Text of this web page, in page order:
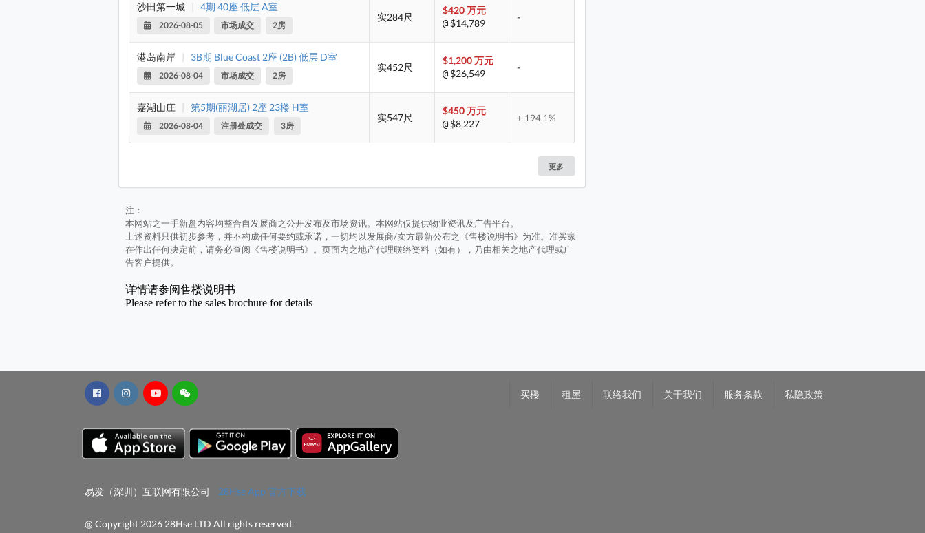
沙田第一城 | 4期 40座 低层 A室
2026-08-05 市场成交 2房
实284尺
$420 万元
@ $14,789
-
港岛南岸 | 3B期 Blue Coast 2座 (2B) 低层 D室
2026-08-04 市场成交 2房
实452尺
$1,200 万元
@ $26,549
-
嘉湖山庄 | 第5期(丽湖居) 2座 23楼 H室
2026-08-04 注册处成交 3房
实547尺
$450 万元
@ $8,227 + 194.1%
更多
注：
本网站之一手新盘内容均整合自发展商之公开发布及市场资讯。本网站仅提供物业资讯及广告平台。
上述资料只供初步参考，并不构成任何要约或承诺，一切均以发展商/卖方最新公布之《售楼说明书》为准。准买家
在作出任何决定前，请务必查阅《售楼说明书》。页面内之地产代理联络资料（如有），乃由相关之地产代理或广
告客户提供。
详情请参阅售楼说明书
Please refer to the sales brochure for details
买楼 租屋 联络我们 关于我们 服务条款 私隐政策
易发（深圳）互联网有限公司 28Hse App 官方下载
@ Copyright 2026 28Hse LTD All rights reserved.